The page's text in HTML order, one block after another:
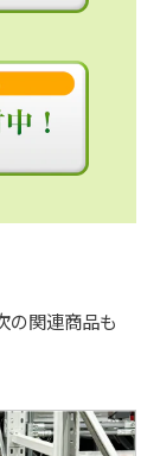
の関連商品も